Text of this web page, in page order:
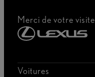
Merci de votre visite
Voitures